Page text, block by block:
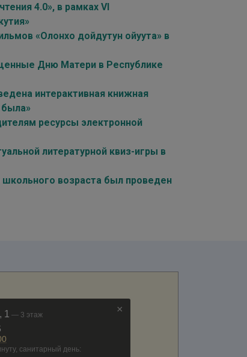
4.0», в рамках VI
«Олонхо дойдутун ойуута» в
Дню Матери в Республике
интерактивная книжная
ресурсы электронной
литературной квиз-игры в
возраста был проведен